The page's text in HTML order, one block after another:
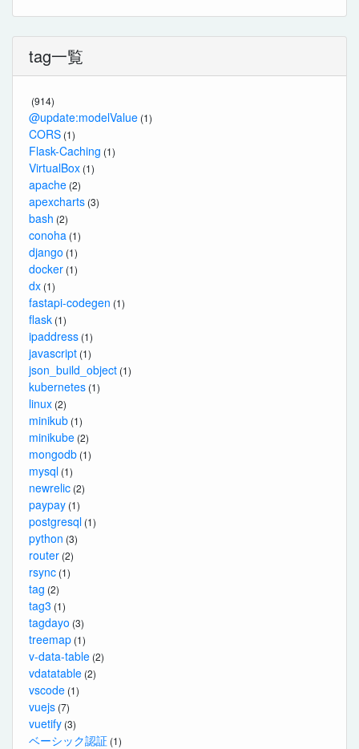
tag一覧
(914)
@update:modelValue (1)
CORS (1)
Flask-Caching (1)
VirtualBox (1)
apache (2)
apexcharts (3)
bash (2)
conoha (1)
django (1)
docker (1)
dx (1)
fastapi-codegen (1)
flask (1)
ipaddress (1)
javascript (1)
json_build_object (1)
kubernetes (1)
linux (2)
minikub (1)
minikube (2)
mongodb (1)
mysql (1)
newrelic (2)
paypay (1)
postgresql (1)
python (3)
router (2)
rsync (1)
tag (2)
tag3 (1)
tagdayo (3)
treemap (1)
v-data-table (2)
vdatatable (2)
vscode (1)
vuejs (7)
vuetify (3)
ベーシック認証 (1)